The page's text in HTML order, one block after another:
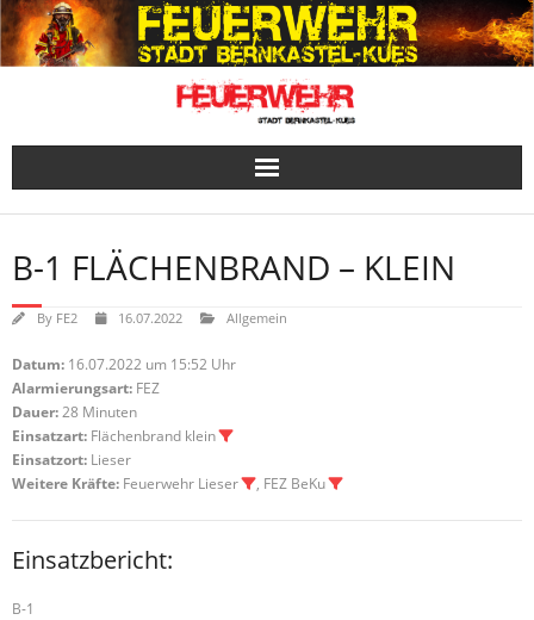
Skip
to
content
B-1 FLÄCHENBRAND – KLEIN
By FE2 16.07.2022 Allgemein
Datum: 16.07.2022 um 15:52 Uhr
Alarmierungsart: FEZ
Dauer:28 Minuten
Einsatzart: Flächenbrand klein
Einsatzort: Lieser
Weitere Kräfte: Feuerwehr Lieser , FEZ BeKu
Einsatzbericht:
B-1